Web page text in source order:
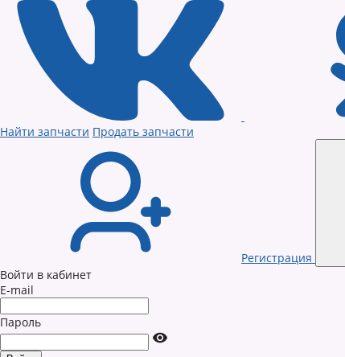
Найти запчасти Продать запчасти
Регистрация
Войти в кабинет
E-mail
Пароль